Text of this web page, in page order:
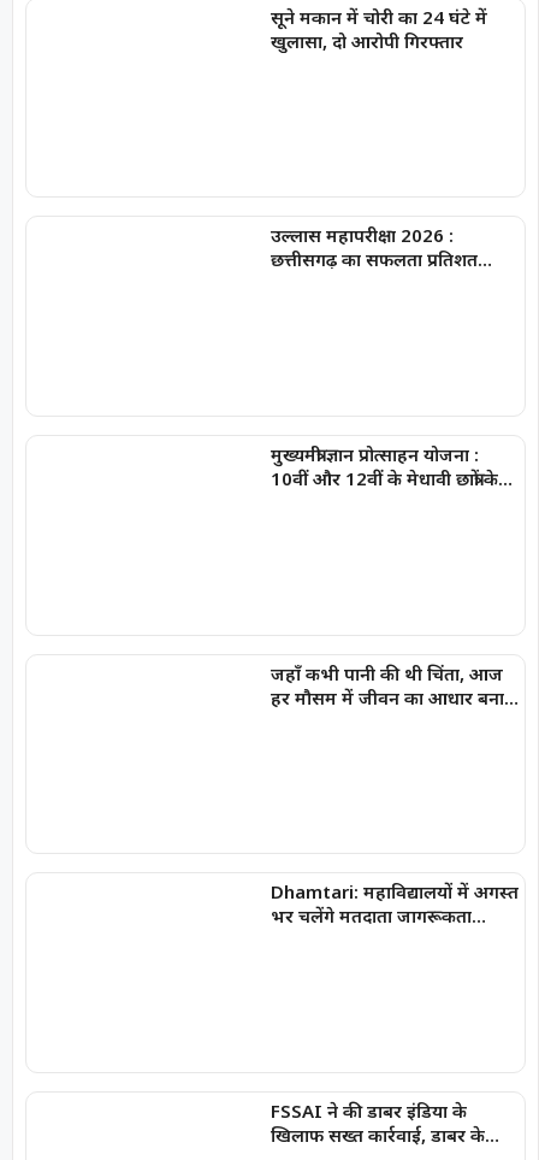
सूने मकान में चोरी का 24 घंटे में
खुलासा, दो आरोपी गिरफ्तार
उल्लास महापरीक्षा 2026 :
छत्तीसगढ़ का सफलता प्रतिशत
मुख्यमंत्री ज्ञान प्रोत्साहन योजना :
10वीं और 12वीं के मेधावी छात्रों के
जहाँ कभी पानी की थी चिंता, आज
हर मौसम में जीवन का आधार बना
Dhamtari: महाविद्यालयों में अगस्त
भर चलेंगे मतदाता जागरूकता
FSSAI ने की डाबर इंडिया के
खिलाफ सख्त कार्रवाई, डाबर के